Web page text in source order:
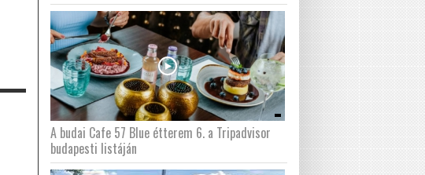
A budai Cafe 57 Blue étterem 6. a Tripadvisor
budapesti listáján